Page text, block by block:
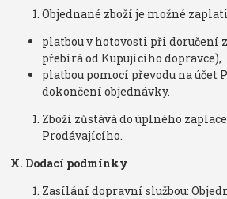
Objednané zboží je možné
platbou v hotovosti při doručení
přebírá od Kupujícího dopravce),
platbou pomocí převodu na účet
dokončení objednávky.
Zboží zůstává do úplného
Prodávajícího.
X. Dodací podmínky
Zasílání dopravní službou: